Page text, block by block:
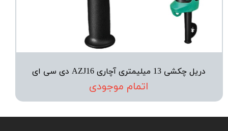
دریل چکشی 13 میلیمتری آچاری AZJ16 دی سی ای
اتمام موجودی